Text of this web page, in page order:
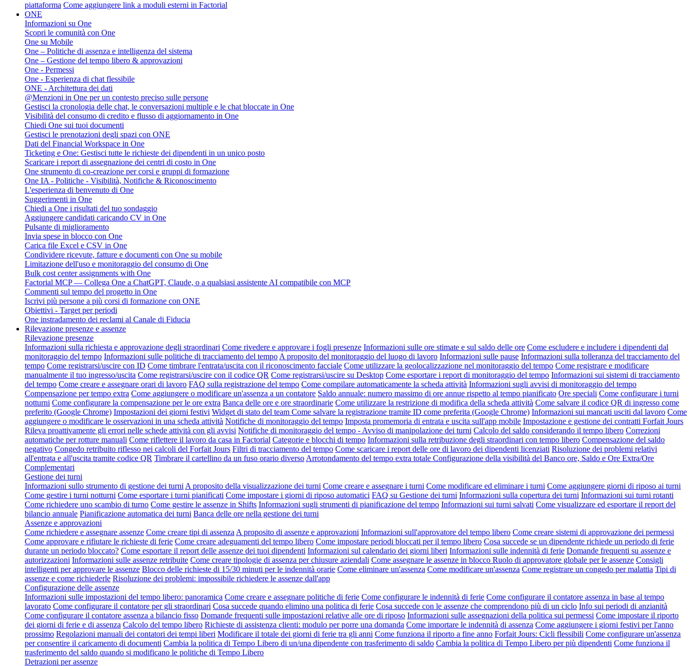
piattaforma Come aggiungere link a moduli esterni in Factorial
ONE
Informazioni su One
Scopri le comunità con One
One su Mobile
One – Politiche di assenza e intelligenza del sistema
One – Gestione del tempo libero & approvazioni
One - Permessi
One - Esperienza di chat flessibile
ONE - Architettura dei dati
@Menzioni in One per un contesto preciso sulle persone
Gestisci la cronologia delle chat, le conversazioni multiple e le chat bloccate in One
Visibilità del consumo di credito e flusso di aggiornamento in One
Chiedi One sui tuoi documenti
Gestisci le prenotazioni degli spazi con ONE
Dati del Financial Workspace in One
Ticketing e One: Gestisci tutte le richieste dei dipendenti in un unico posto
Scaricare i report di assegnazione dei centri di costo in One
One strumento di co-creazione per corsi e gruppi di formazione
One IA - Politiche - Visibilità, Notifiche & Riconoscimento
L'esperienza di benvenuto di One
Suggerimenti in One
Chiedi a One i risultati del tuo sondaggio
Aggiungere candidati caricando CV in One
Pulsante di miglioramento
Invia spese in blocco con One
Carica file Excel e CSV in One
Condividere ricevute, fatture e documenti con One su mobile
Limitazione dell'uso e monitoraggio del consumo di One
Bulk cost center assignments with One
Factorial MCP — Collega One a ChatGPT, Claude, o a qualsiasi assistente AI compatibile con MCP
Commenti sul tempo del progetto in One
Iscrivi più persone a più corsi di formazione con ONE
Obiettivi - Target per periodi
One instradamento dei reclami al Canale di Fiducia
Rilevazione presenze e assenze
Rilevazione presenze
Informazioni sulla richiesta e approvazione degli straordinari Come rivedere e approvare i fogli presenze Informazioni sulle ore stimate e sul saldo delle ore Come escludere e includere i dipendenti dal
monitoraggio del tempo Informazioni sulle politiche di tracciamento del tempo A proposito del monitoraggio del luogo di lavoro Informazioni sulle pause Informazioni sulla tolleranza del tracciamento del
tempo Come registrarsi/uscire con ID Come timbrare l'entrata/uscita con il riconoscimento facciale Come utilizzare la geolocalizzazione nel monitoraggio del tempo Come registrare e modificare
manualmente il tuo ingresso/uscita Come registrarsi/uscire con il codice QR Come registrarsi/uscire su Desktop Come esportare i report di monitoraggio del tempo Informazioni sui sistemi di tracciamento
del tempo Come creare e assegnare orari di lavoro FAQ sulla registrazione del tempo Come compilare automaticamente la scheda attività Informazioni sugli avvisi di monitoraggio del tempo
Compensazione per tempo extra Come aggiungere o modificare un'assenza a un contatore Saldo annuale: numero massimo di ore annue rispetto al tempo pianificato Ore speciali Come configurare i turni
notturni Come configurare la compensazione per le ore extra Banca delle ore e ore straordinarie Come utilizzare la restrizione di modifica della scheda attività Come salvare il codice QR di ingresso come
preferito (Google Chrome) Impostazioni dei giorni festivi Widget di stato del team Come salvare la registrazione tramite ID come preferita (Google Chrome) Informazioni sui mancati usciti dal lavoro Come
aggiungere o modificare le osservazioni in una scheda attività Notifiche di monitoraggio del tempo Imposta promemoria di entrata e uscita sull'app mobile Impostazione e gestione dei contratti Forfait Jours
Rileva proattivamente gli errori nelle schede attività con gli avvisi Notifiche di monitoraggio del tempo - Avviso di manipolazione dei turni Calcolo del saldo considerando il tempo libero Correzioni
automatiche per rotture manuali Come riflettere il lavoro da casa in Factorial Categorie e blocchi di tempo Informazioni sulla retribuzione degli straordinari con tempo libero Compensazione del saldo
negativo Congedo retribuito riflesso nei calcoli del Forfait Jours Filtri di tracciamento del tempo Come scaricare i report delle ore di lavoro dei dipendenti licenziati Risoluzione dei problemi relativi
all'entrata e all'uscita tramite codice QR Timbrare il cartellino da un fuso orario diverso Arrotondamento del tempo extra totale Configurazione della visibilità del Banco ore, Saldo e Ore Extra/Ore
Complementari
Gestione dei turni
Informazioni sullo strumento di gestione dei turni A proposito della visualizzazione dei turni Come creare e assegnare i turni Come modificare ed eliminare i turni Come aggiungere giorni di riposo ai turni
Come gestire i turni notturni Come esportare i turni pianificati Come impostare i giorni di riposo automatici FAQ su Gestione dei turni Informazioni sulla copertura dei turni Informazioni sui turni rotanti
Come richiedere uno scambio di turno Come gestire le assenze in Shifts Informazioni sugli strumenti di pianificazione del tempo Informazioni sui turni salvati Come visualizzare ed esportare il report del
bilancio annuale Pianificazione automatica dei turni Banca delle ore nella gestione dei turni
Assenze e approvazioni
Come richiedere e assegnare assenze Come creare tipi di assenza A proposito di assenze e approvazioni Informazioni sull'approvatore del tempo libero Come creare sistemi di approvazione dei permessi
Come approvare e rifiutare le richieste di ferie Come creare adeguamenti del tempo libero Come impostare periodi bloccati per il tempo libero Cosa succede se un dipendente richiede un periodo di ferie
durante un periodo bloccato? Come esportare il report delle assenze dei tuoi dipendenti Informazioni sul calendario dei giorni liberi Informazioni sulle indennità di ferie Domande frequenti su assenze e
autorizzazioni Informazioni sulle assenze retribuite Come creare tipologie di assenza per chiusure aziendali Come assegnare le assenze in blocco Ruolo di approvatore globale per le assenze Consigli
intelligenti per approvare le assenze Blocco delle richieste di 15/30 minuti per le indennità orarie Come eliminare un'assenza Come modificare un'assenza Come registrare un congedo per malattia Tipi di
assenze e come richiederle Risoluzione dei problemi: impossibile richiedere le assenze dall'app
Configurazione delle assenze
Informazioni sulle impostazioni del tempo libero: panoramica Come creare e assegnare politiche di ferie Come configurare le indennità di ferie Come configurare il contatore assenza in base al tempo
lavorato Come configurare il contatore per gli straordinari Cosa succede quando elimino una politica di ferie Cosa succede con le assenze che comprendono più di un ciclo Info sui periodi di anzianità
Come configurare il contatore assenza a bilancio fisso Domande frequenti sulle impostazioni relative alle ore di riposo Informazioni sulle assegnazioni della politica sui permessi Come impostare il riporto
dei giorni di ferie e di assenza Calcolo del tempo libero Richieste di assistenza clienti: modulo per porre una domanda Come importare le indennità di assenza Come aggiungere i giorni festivi per l'anno
prossimo Regolazioni manuali dei contatori dei tempi liberi Modificare il totale dei giorni di ferie tra gli anni Come funziona il riporto a fine anno Forfait Jours: Cicli flessibili Come configurare un'assenza
per consentire il caricamento di documenti Cambia la politica di Tempo Libero di un/una dipendente con trasferimento di saldo Cambia la politica di Tempo Libero per più dipendenti Come funziona il
trasferimento del saldo quando si modificano le politiche di Tempo Libero
Detrazioni per assenze